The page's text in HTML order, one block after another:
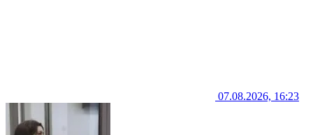
07.08.2026, 16:23